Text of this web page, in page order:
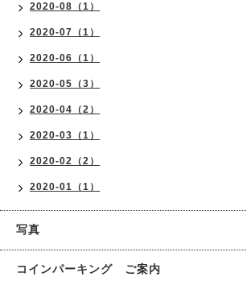
2020-08（1）
2020-07（1）
2020-06（1）
2020-05（3）
2020-04（2）
2020-03（1）
2020-02（2）
2020-01（1）
写真
コインパーキング ご案内